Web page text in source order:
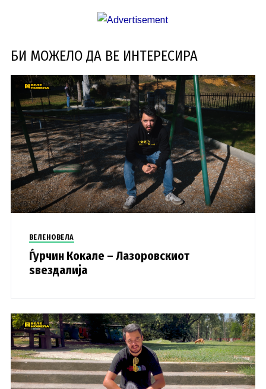
БИ МОЖЕЛО ДА ВЕ ИНТЕРЕСИРА
ВЕЛЕНОВЕЛА
Ѓурчин Кокале – Лазоровскиот
ѕвездалија